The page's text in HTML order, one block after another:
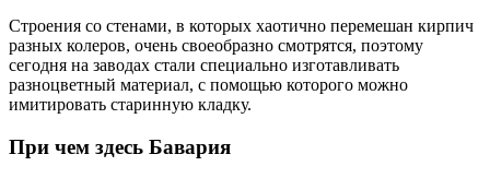
Строения со стенами, в которых хаотично перемешан кирпич
разных колеров, очень своеобразно смотрятся, поэтому
сегодня на заводах стали специально изготавливать
разноцветный материал, с помощью которого можно
имитировать старинную кладку.
При чем здесь Бавария